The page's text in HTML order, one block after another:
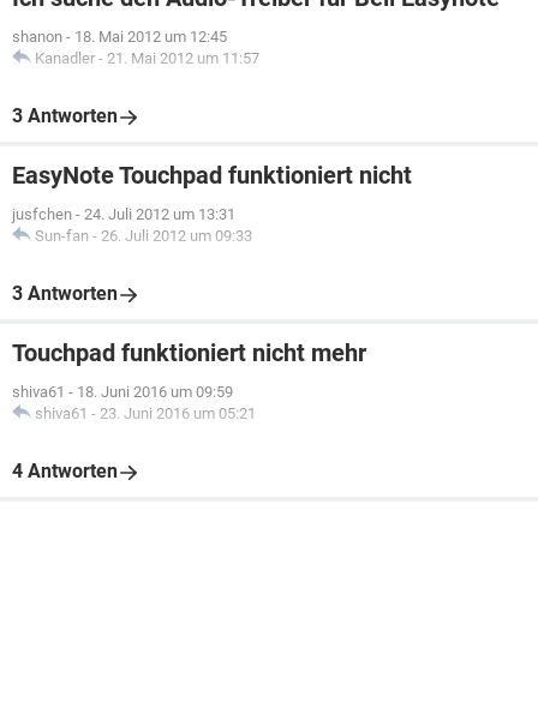
shanon - 18. Mai 2012 um 12:45
Kanadler - 21. Mai 2012 um 11:57
3 Antworten
EasyNote Touchpad funktioniert nicht
jusfchen - 24. Juli 2012 um 13:31
Sun-fan - 26. Juli 2012 um 09:33
3 Antworten
Touchpad funktioniert nicht mehr
shiva61 - 18. Juni 2016 um 09:59
shiva61 - 23. Juni 2016 um 05:21
4 Antworten